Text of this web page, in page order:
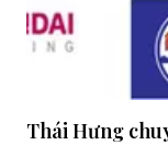
Thái Hưng